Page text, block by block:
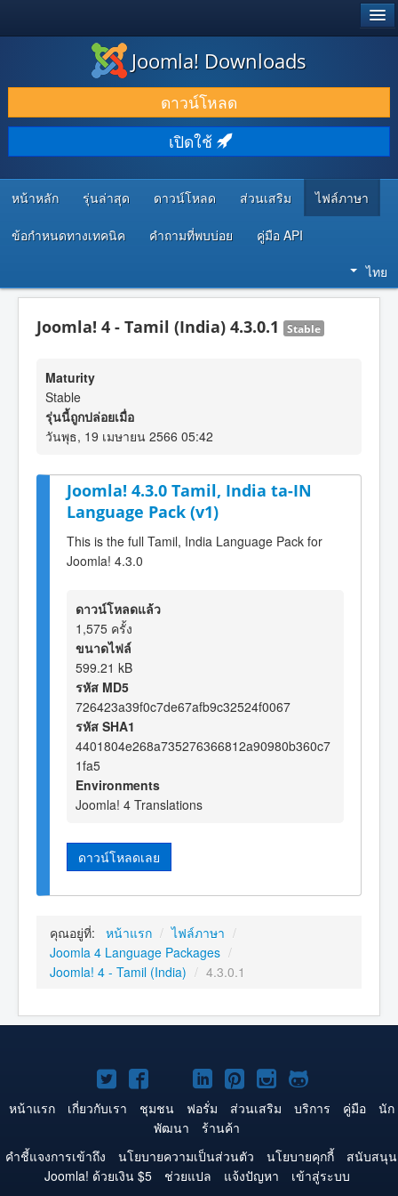
ดาวน์โหลด & ส่วนเสริม
ค้นคว้า & เรียนรู้
ชุมชน & สนับสนุน
ทรัพยากรสำหรับนักพัฒนา
Joomla! Downloads
ดาวน์โหลด
เปิดใช้
หน้าหลัก รุ่นล่าสุด ดาวน์โหลด ส่วนเสริม ไฟล์ภาษา
ข้อกำหนดทางเทคนิค คำถามที่พบบ่อย คู่มือ API
ไทย
Joomla! 4 - Tamil (India) 4.3.0.1 Stable
Maturity
Stable
รุ่นนี้ถูกปล่อยเมื่อ
วันพุธ, 19 เมษายน 2566 05:42
Joomla! 4.3.0 Tamil, India ta-IN
Language Pack (v1)
This is the full Tamil, India Language Pack for
Joomla! 4.3.0
ดาวน์โหลดแล้ว
1,575 ครั้ง
ขนาดไฟล์
599.21 kB
รหัส MD5
726423a39f0c7de67afb9c32524f0067
รหัส SHA1
4401804e268a735276366812a90980b360c7
1fa5
Environments
Joomla! 4 Translations
ดาวน์โหลดเลย
คุณอยู่ที่: หน้าแรก / ไฟล์ภาษา /
Joomla 4 Language Packages /
Joomla! 4 - Tamil (India) / 4.3.0.1
Joomla!
บน
Twitter
Joomla!
บน
Facebook
Joomla!
บน
YouTube
Joomla!
บน
LinkedIn
Joomla!
บน
Pinterest
Joomla!
บน
Joomla!
บน
หน้าแรก เกี่ยวกับเรา ชุมชน ฟอรั่ม ส่วนเสริม บริการ คู่มือ
นัก
พัฒนา
ร้านค้า
คำชี้แจงการเข้าถึง
นโยบายความเป็นส่วนตัว นโยบายคุกกี้
สนับสนุน
Joomla! ด้วยเงิน $5
ช่วยแปล แจ้งปัญหา
เข้าสู่ระบบ